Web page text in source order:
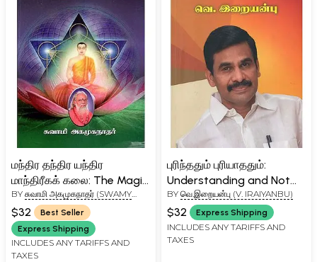
மந்திர தந்திர யந்திர
மாந்திரீகக் கலை: The Magic
of the Siddhas (Tamil)
BY சுவாமி அகமுகநாதர் (SWAMY
AGAMUGANATHAR)
$32
Best Seller
Express Shipping
INCLUDES ANY TARIFFS AND
TAXES
புரிந்ததும் புரியாததும்:
Understanding and Not
Understanding (Tamil)
BY வெ.இறையன்பு (V. IRAIYANBU)
$32 Express Shipping
INCLUDES ANY TARIFFS AND
TAXES